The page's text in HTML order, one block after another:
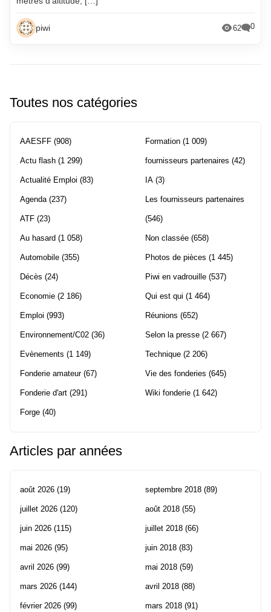
piwi 62 0
Toutes nos catégories
AAESFF (908)
Actu flash (1 299)
Actualité Emploi (83)
Agenda(237)
ATF (23)
Au hasard (1 058)
Automobile (355)
Décès (24)
Economie (2 186)
Emploi (993)
Environnement/C02 (36)
Evènements (1 149)
Fonderie amateur(67)
Fonderie d'art (291)
Forge (40)
Formation (1 009)
fournisseurs partenaires (42)
IA (3)
Les fournisseurs partenaires
(546)
Non classée (658)
Photos de pièces (1 445)
Piwi en vadrouille (537)
Qui est qui (1 464)
Réunions (652)
Selon la presse (2 667)
Technique (2 206)
Vie des fonderies (645)
Wiki fonderie (1 642)
Articles par années
août 2026 (19)
juillet 2026 (120)
juin 2026 (115)
mai 2026 (95)
avril 2026 (99)
mars 2026 (144)
février 2026 (99)
septembre 2018 (89)
août 2018 (55)
juillet 2018 (66)
juin 2018 (83)
mai 2018 (59)
avril 2018 (88)
mars 2018 (91)